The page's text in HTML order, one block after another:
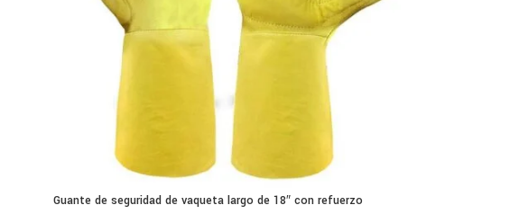
Guante de seguridad de vaqueta largo de 18″ con refuerzo